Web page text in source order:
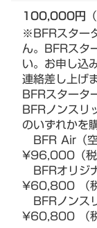
100,000円
※BFRスター
ん。BFRスタ
い。お申し込
連絡差し上げ
BFRスタータ
BFRノンスリ
のいずれかを
BFR Air（
¥96,000（
BFRオリジ
¥60,800 （
BFRノンス
¥60,800 （